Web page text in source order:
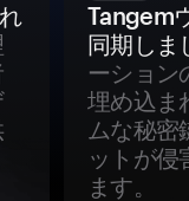
Tangem
同期しま
ーション
埋め込ま
ムな秘密
ットが侵
ます。